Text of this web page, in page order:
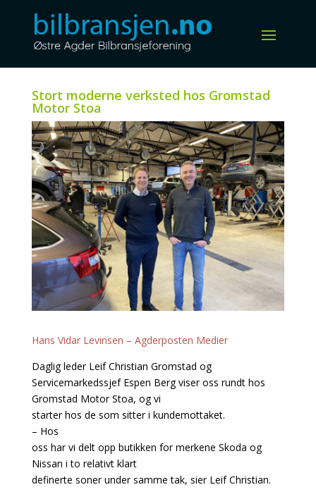
Stort moderne verksted hos Gromstad
Motor Stoa
Hans Vidar Levinsen – Agderposten Medier
Daglig leder Leif Christian Gromstad og
Servicemarkedssjef Espen Berg viser oss rundt hos
Gromstad Motor Stoa, og vi
starter hos de som sitter i kundemottaket.
– Hos
oss har vi delt opp butikken for merkene Skoda og
Nissan i to relativt klart
definerte soner under samme tak, sier Leif Christian.